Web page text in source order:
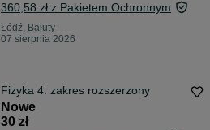
360,58 zł z Pakietem Ochronnym
Łódź, Bałuty
07 sierpnia 2026
Fizyka 4. zakres rozszerzony
Nowe
30 zł